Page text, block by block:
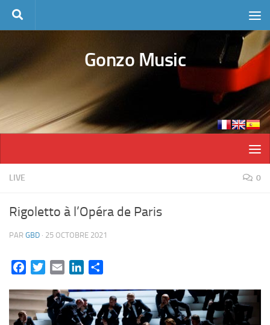
Skip to content
Gonzo Music
LIVE 0
Rigoletto à l’Opéra de Paris
PAR GBD · 25 OCTOBRE 2021
FacebookTwitterEmail LinkedIn